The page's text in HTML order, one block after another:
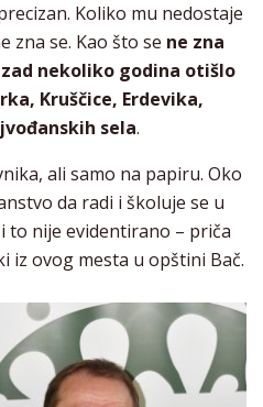
Koliko mu nedostaje
zna se. Kao što se ne zna
nekoliko godina otišlo
Kruščice, Erdevika,
sela.
ali samo na papiru. Oko
da radi i školuje se u
nije evidentirano – priča
iz ovog mesta u opštini Bač.